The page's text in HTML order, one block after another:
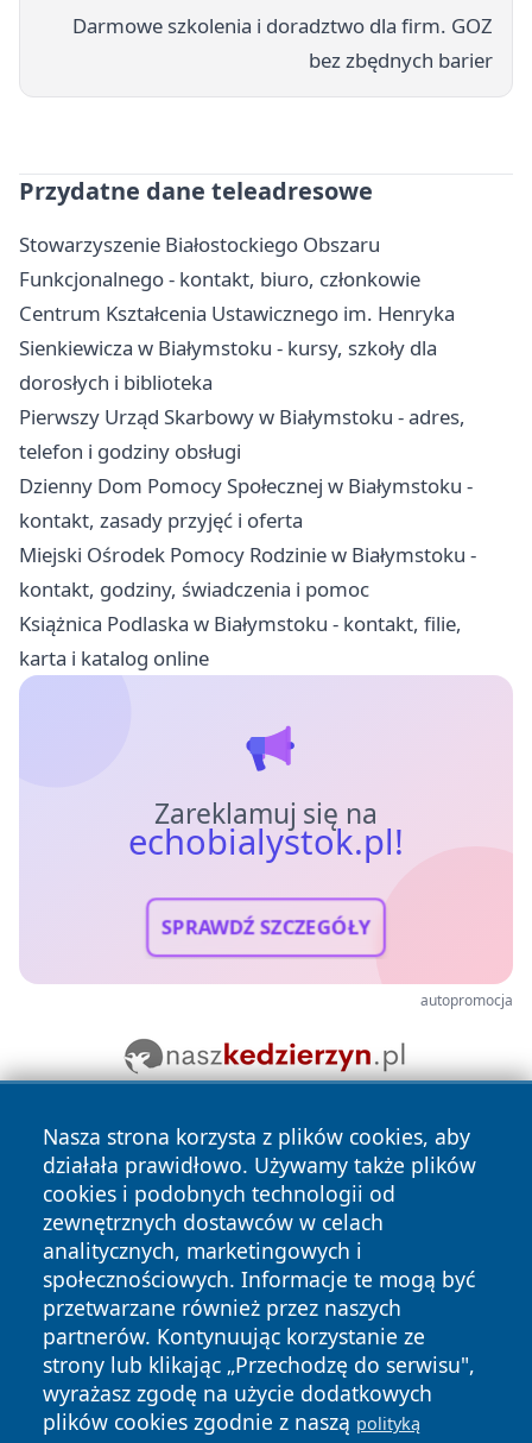
Darmowe szkolenia i doradztwo dla firm. GOZ
bez zbędnych barier
Przydatne dane teleadresowe
Stowarzyszenie Białostockiego Obszaru
Funkcjonalnego - kontakt, biuro, członkowie
Centrum Kształcenia Ustawicznego im. Henryka
Sienkiewicza w Białymstoku - kursy, szkoły dla
dorosłych i biblioteka
Pierwszy Urząd Skarbowy w Białymstoku - adres,
telefon i godziny obsługi
Dzienny Dom Pomocy Społecznej w Białymstoku -
kontakt, zasady przyjęć i oferta
Miejski Ośrodek Pomocy Rodzinie w Białymstoku -
kontakt, godziny, świadczenia i pomoc
Książnica Podlaska w Białymstoku - kontakt, filie,
karta i katalog online
Zareklamuj się na
echobialystok.pl!
SPRAWDŹ SZCZEGÓŁY
autopromocja
Nasza strona korzysta z plików cookies, aby
działała prawidłowo. Używamy także plików
cookies i podobnych technologii od
zewnętrznych dostawców w celach
analitycznych, marketingowych i
społecznościowych. Informacje te mogą być
przetwarzane również przez naszych
partnerów. Kontynuując korzystanie ze
strony lub klikając „Przechodzę do serwisu",
wyrażasz zgodę na użycie dodatkowych
plików cookies zgodnie z naszą polityką
Copyright © 2026 echobialystok.pl Wszystkie prawa
zastrzeżone.
News Autorzy
Polityka
Prywatności
Polityka
Cookies